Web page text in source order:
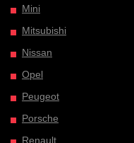
Mini
Mitsubishi
Nissan
Opel
Peugeot
Porsche
Renault